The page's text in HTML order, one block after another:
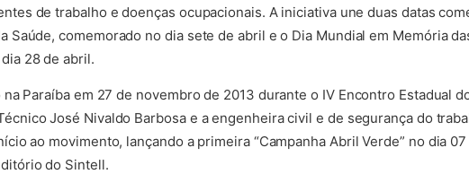
de trabalho e doenças ocupacionais. A iniciativa une duas datas
Saúde, comemorado no dia sete de abril e o Dia Mundial em Memória
28 de abril.
Paraíba em 27 de novembro de 2013 durante o IV Encontro Estadual
José Nivaldo Barbosa e a engenheira civil e de segurança do
ao movimento, lançando a primeira “Campanha Abril Verde” no dia
do Sintell.